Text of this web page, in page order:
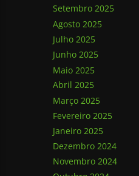
Setembro 2025
Agosto 2025
Julho 2025
Junho 2025
Maio 2025
Abril 2025
Março 2025
Fevereiro 2025
Janeiro 2025
Dezembro 2024
Novembro 2024